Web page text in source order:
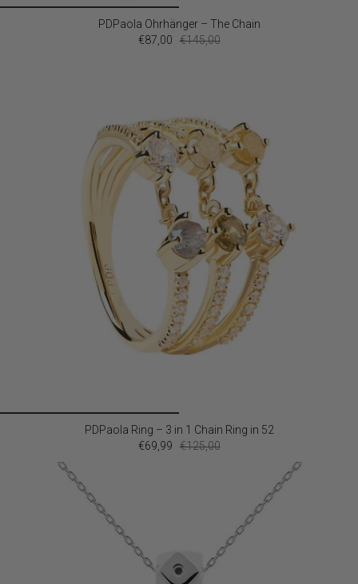
PDPaola Ohrhänger – The Chain
€87,00 €145,00
PDPaola Ring – 3 in 1 Chain Ring in 52
€69,99 €125,00